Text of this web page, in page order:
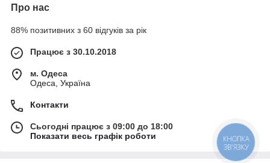
Про нас
88% позитивних з 60 відгуків за рік
Працює з 30.10.2018
м. Одеса
Одеса, Україна
Контакти
Сьогодні працює з 09:00 до 18:00
Показати весь графік роботи
КНОПКА
ЗВ'ЯЗКУ